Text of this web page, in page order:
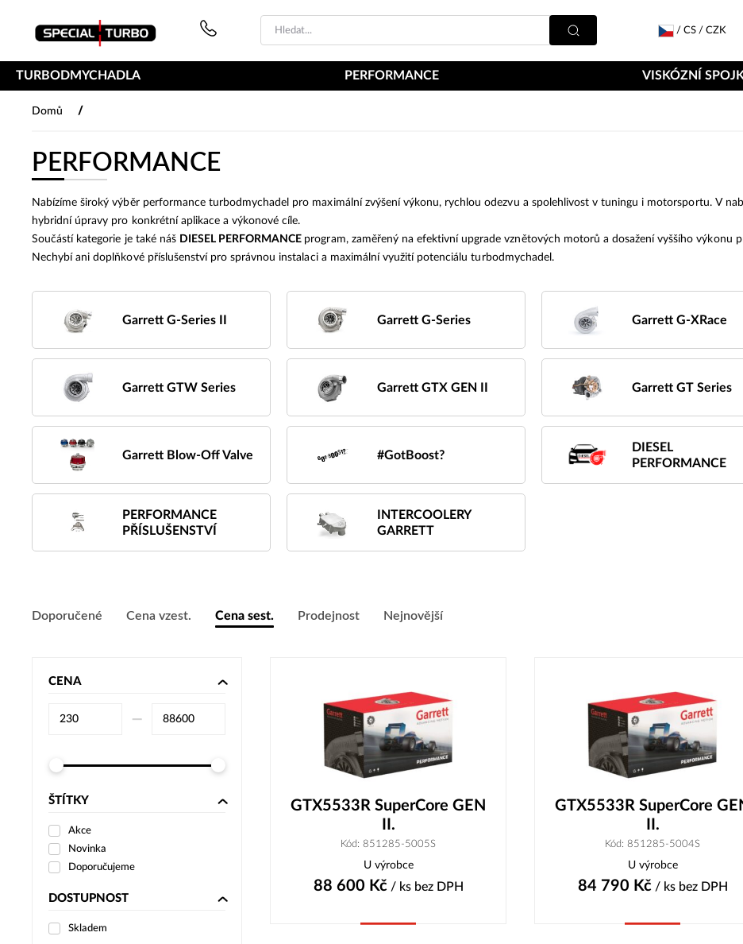
/ CS / CZK
TURBODMYCHADLA PERFORMANCE VISKÓZNÍ
Domů /
PERFORMANCE
Nabízíme široký výběr performance turbodmychadel pro maximální zvýšení výkonu, rychlou odezvu a spolehlivost v tuningu i motorsportu. V
hybridní úpravy pro konkrétní aplikace a výkonové cíle.
Součástí kategorie je také náš DIESEL PERFORMANCE program, zaměřený na efektivní upgrade vznětových motorů a dosažení vyššího výkonu
Nechybí ani doplňkové příslušenství pro správnou instalaci a maximální využití potenciálu turbodmychadel.
Garrett G-Series II Garrett G-Series Garrett G-XRace
Garrett GTW Series Garrett GTX GEN II Garrett GT Series
Garrett Blow-Off Valve #GotBoost?
DIESEL
PERFORMANCE
PERFORMANCE
PŘÍSLUŠENSTVÍ
INTERCOOLERY
GARRETT
Doporučené Cena vzest. Cena sest. Prodejnost Nejnovější
CENA
–⁠
ŠTÍTKY
Akce
Novinka
Doporučujeme
DOSTUPNOST
Skladem
GTX5533R SuperCore GEN
II.
Kód: 851285-5005S
U výrobce
88 600 Kč/ ks bez DPH
GTX5533R SuperCore
II.
Kód: 851285-5004S
U výrobce
84 790 Kč/ ks bez DPH